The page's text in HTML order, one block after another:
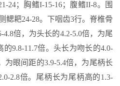
24；胸鳍I-15-16；腹鳍II-8。围
鳃耙24-28。下咽齿3行。脊椎骨
4.8倍，为头长的4.2-5.0倍，为尾
9.8-11.7倍。头长为吻长的4.0-
为眼间距的3.9-5.4倍，为尾柄长
2.8倍。尾柄长为尾柄高的1.3-